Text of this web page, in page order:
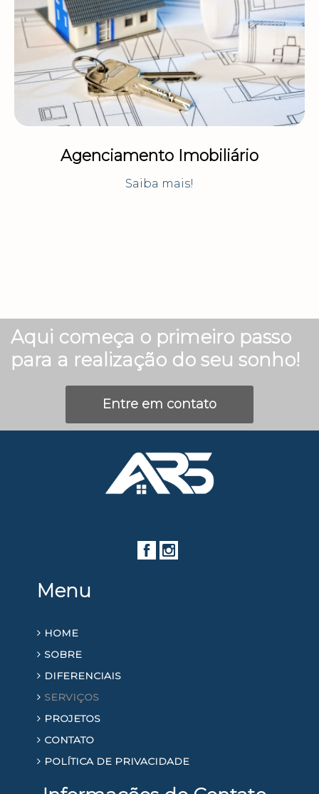
Agenciamento Imobiliário
Saiba mais!
Aqui começa o primeiro passo
para a realização do seu sonho!
Entre em contato
Menu
HOME
SOBRE
DIFERENCIAIS
SERVIÇOS
PROJETOS
CONTATO
POLÍTICA DE PRIVACIDADE